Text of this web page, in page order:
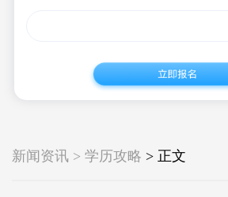
新闻资讯 > 学历攻略 > 正文